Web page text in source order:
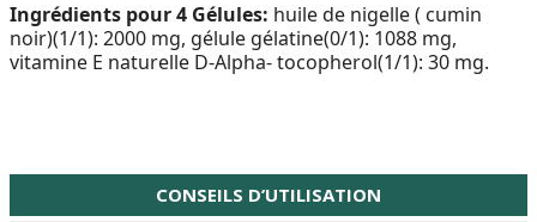
Ingrédients pour 4 Gélules: huile de nigelle ( cumin
noir)(1/1): 2000 mg, gélule gélatine(0/1): 1088 mg,
vitamine E naturelle D-Alpha- tocopherol(1/1): 30 mg.
CONSEILS D’UTILISATION